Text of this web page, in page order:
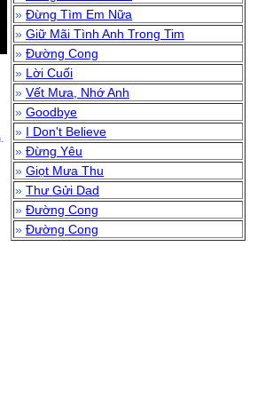
» Đừng Tìm Em Nữa
» Giữ Mãi Tình Anh Trong Tim
» Đường Cong
» Lời Cuối
» Vết Mưa, Nhớ Anh
» Goodbye
» I Don't Believe
» Đừng Yêu
» Giọt Mưa Thu
» Thư Gửi Dad
» Đường Cong
» Đường Cong